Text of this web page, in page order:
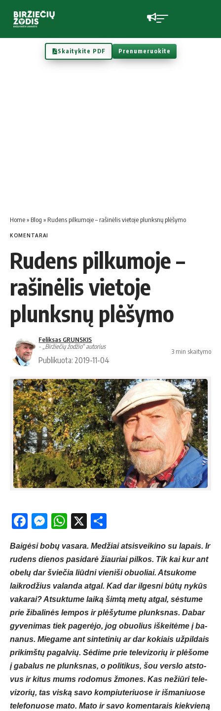
Skaitykite PDF Prenumeruokite
Home» Blog » Rudens pilkumoje – rašinėlis vietoje plunksnų plėšymo
KOMENTARAI
Rudens pilkumoje –
rašinėlis vietoje
plunksnų plėšymo
Feliksas GRUNSKIS
- „Biržiečių žodžio“ autorius
Publikuota: 2019-11-04
3 min skaitymo
Facebook
Messenger
WhatsApp
X
Bai­gė­si bo­bų va­sa­ra. Me­džiai at­si­svei­ki­no su la­pais. Ir
ru­dens die­nos pa­si­da­rė žiau­riai pil­kos. Tik kai kur ant
obe­lų dar švie­čia liūd­ni vie­ni­ši obuo­liai. At­su­ko­me
laik­ro­džius va­lan­da at­gal. Kad dar il­ges­ni bū­tų ny­kūs
va­ka­rai? At­suk­tu­me lai­ką šim­tą me­tų at­gal, sės­tu­me
prie ži­ba­li­nės lem­pos ir plė­šy­tu­me plunks­nas. Da­bar
gy­ve­ni­mas tiek pa­ge­rė­jo, jog obuo­lius iš­kei­tė­me į ba­
na­nus. Mie­ga­me ant sin­te­ti­nių ar dar ko­kiais už­pil­dais
pri­kimš­tų pa­gal­vių. Sė­di­me prie te­le­vi­zo­rių ir plė­šo­me
į ga­ba­lus ne plunks­nas, o po­li­ti­kus, šou vers­lo at­sto­
vus ir ki­tus mums ro­do­mus žmo­nes. Kas ne­žiū­ri te­le­
vi­zo­rių, tas vis­ką sa­vo kom­piu­te­riuo­se ir iš­ma­niuo­se
te­le­fo­nuo­se ma­to. Ma­to ir sa­vo ko­men­ta­rais kiek­vie­ną